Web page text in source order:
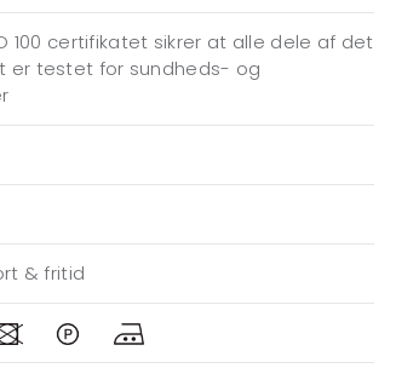
100 certifikatet sikrer at alle dele af det
er testet for sundheds- og
& fritid